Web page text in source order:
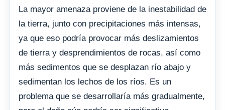
La mayor amenaza proviene de la inestabilidad de
la tierra, junto con precipitaciones más intensas,
ya que eso podría provocar más deslizamientos
de tierra y desprendimientos de rocas, así como
más sedimentos que se desplazan río abajo y
sedimentan los lechos de los ríos. Es un
problema que se desarrollaría más gradualmente,